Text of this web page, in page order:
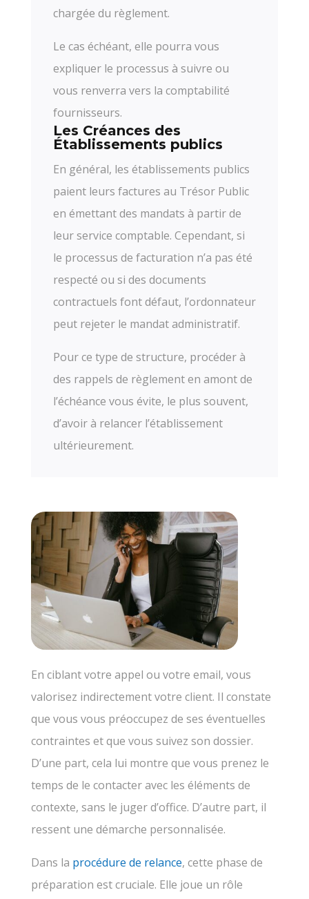
chargée du règlement.
Le cas échéant, elle pourra vous
expliquer le processus à suivre ou
vous renverra vers la comptabilité
fournisseurs.
Les Créances des
Établissements publics
En général, les établissements publics
paient leurs factures au Trésor Public
en émettant des mandats à partir de
leur service comptable. Cependant, si
le processus de facturation n’a pas été
respecté ou si des documents
contractuels font défaut, l’ordonnateur
peut rejeter le mandat administratif.
Pour ce type de structure, procéder à
des rappels de règlement en amont de
l’échéance vous évite, le plus souvent,
d’avoir à relancer l’établissement
ultérieurement.
En ciblant votre appel ou votre email, vous
valorisez indirectement votre client. Il constate
que vous vous préoccupez de ses éventuelles
contraintes et que vous suivez son dossier.
D’une part, cela lui montre que vous prenez le
temps de le contacter avec les éléments de
contexte, sans le juger d’office. D’autre part, il
ressent une démarche personnalisée.
Dans la procédure de relance, cette phase de
préparation est cruciale. Elle joue un rôle